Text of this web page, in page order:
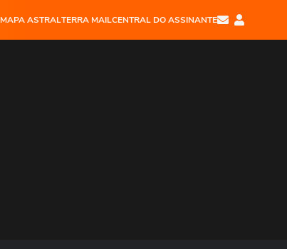
MAPA ASTRALTERRA MAILCENTRAL DO ASSINANTE